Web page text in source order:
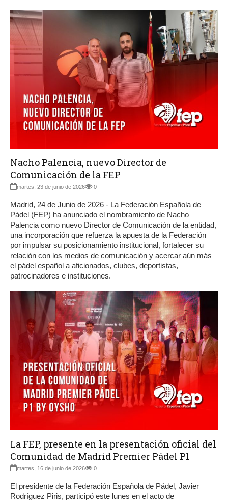
Nacho Palencia, nuevo Director de
Comunicación de la FEP
martes, 23 de junio de 2026 0
Madrid, 24 de Junio de 2026 - La Federación Española de
Pádel (FEP) ha anunciado el nombramiento de Nacho
Palencia como nuevo Director de Comunicación de la entidad,
una incorporación que refuerza la apuesta de la Federación
por impulsar su posicionamiento institucional, fortalecer su
relación con los medios de comunicación y acercar aún más
el pádel español a aficionados, clubes, deportistas,
patrocinadores e instituciones.
La FEP, presente en la presentación oficial del
Comunidad de Madrid Premier Pádel P1
martes, 16 de junio de 2026 0
El presidente de la Federación Española de Pádel, Javier
Rodríguez Piris, participó este lunes en el acto de